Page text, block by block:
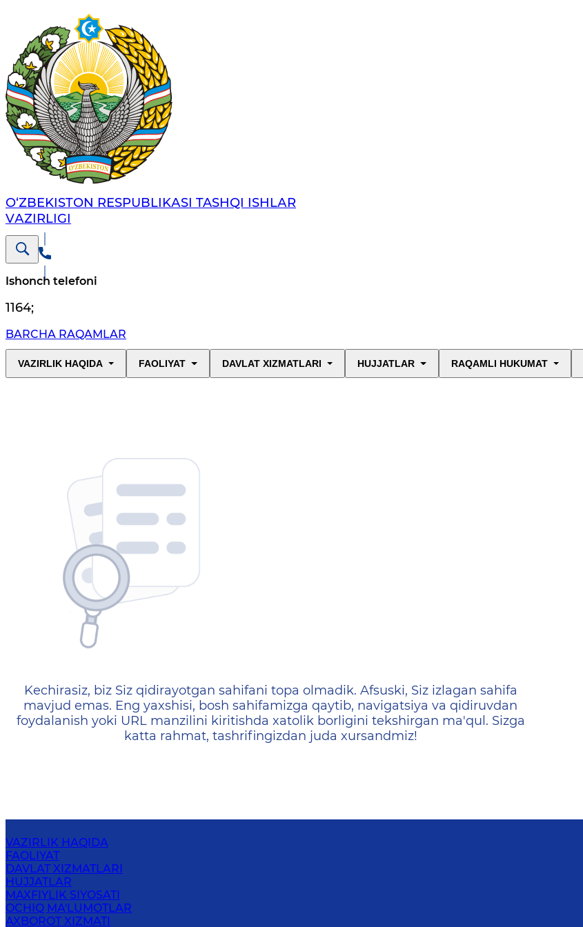
O‘ZBЕKISTОN RЕSPUBLIKАSI TASHQI ISHLАR
VАZIRLIGI
Ishonch telefoni
1164;
BARCHA RAQAMLAR
VAZIRLIK HAQIDA FAOLIYAT DAVLAT XIZMATLARI HUJJATLAR RAQAMLI HUKUMAT
404 — Страница не найдена
Kechirasiz, biz Siz qidirayotgan sahifani topa olmadik. Afsuski, Siz izlagan sahifa
mavjud emas. Eng yaxshisi, bosh sahifamizga qaytib, navigatsiya va qidiruvdan
foydalanish yoki URL manzilini kiritishda xatolik borligini tekshirgan ma'qul. Sizga
katta rahmat, tashrifingizdan juda xursandmiz!
VAZIRLIK HAQIDA
FAOLIYAT
DAVLAT XIZMATLARI
HUJJATLAR
MAXFIYLIK SIYOSATI
OCHIQ MA'LUMOTLAR
AXBOROT XIZMATI